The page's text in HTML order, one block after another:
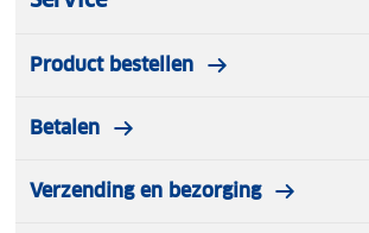
Product bestellen
Betalen
Verzending en bezorging